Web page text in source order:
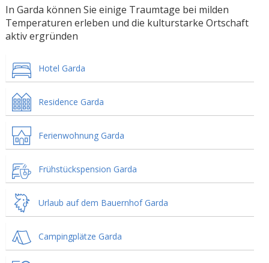
In Garda können Sie einige Traumtage bei milden
Temperaturen erleben und die kulturstarke Ortschaft
aktiv ergründen
Hotel Garda
Residence Garda
Ferienwohnung Garda
Frühstückspension Garda
Urlaub auf dem Bauernhof Garda
Campingplätze Garda